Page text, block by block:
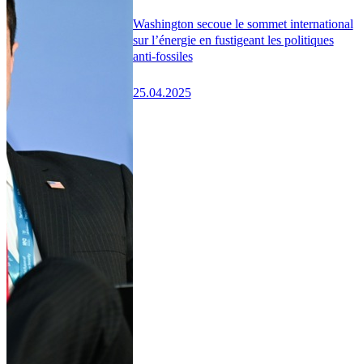
Washington secoue le sommet international
sur l’énergie en fustigeant les politiques
anti-fossiles
25.04.2025